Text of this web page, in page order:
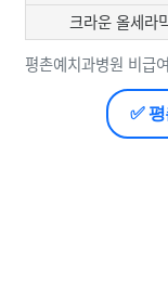
평촌예치과병원 비급
크라운 올세라
✅